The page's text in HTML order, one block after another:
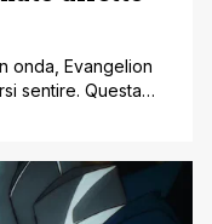
onda, Evangelion
sentire. Questa
anniversario così
sorpresa molti fan,